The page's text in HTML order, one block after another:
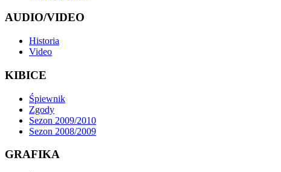
AUDIO/VIDEO
Historia
Video
KIBICE
Śpiewnik
Zgody
Sezon 2009/2010
Sezon 2008/2009
GRAFIKA